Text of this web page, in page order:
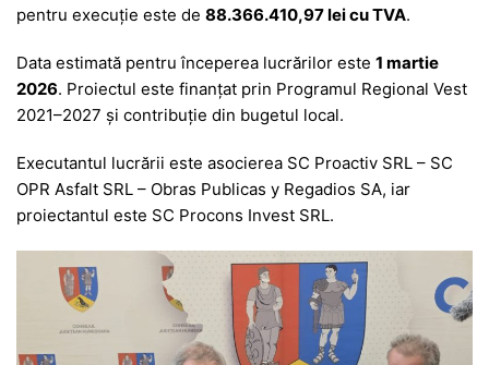
pentru execuție este de 88.366.410,97 lei cu TVA.
Data estimată pentru începerea lucrărilor este 1 martie
2026. Proiectul este finanțat prin Programul Regional Vest
2021–2027 și contribuție din bugetul local.
Executantul lucrării este asocierea SC Proactiv SRL – SC
OPR Asfalt SRL – Obras Publicas y Regadios SA, iar
proiectantul este SC Procons Invest SRL.